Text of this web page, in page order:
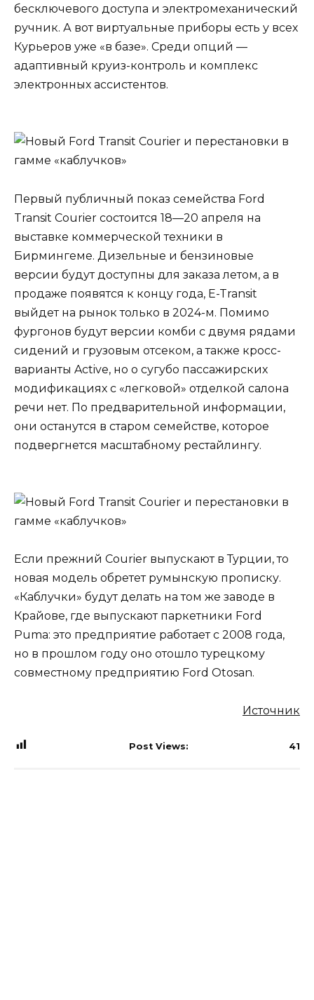
бесключевого доступа и электромеханический
ручник. А вот виртуальные приборы есть у всех
Курьеров уже «в базе». Среди опций —
адаптивный круиз-контроль и комплекс
электронных ассистентов.
Первый публичный показ семейства Ford
Transit Courier состоится 18—20 апреля на
выставке коммерческой техники в
Бирмингеме. Дизельные и бензиновые
версии будут доступны для заказа летом, а в
продаже появятся к концу года, E-Transit
выйдет на рынок только в 2024-м. Помимо
фургонов будут версии комби с двумя рядами
сидений и грузовым отсеком, а также кросс-
варианты Active, но о сугубо пассажирских
модификациях с «легковой» отделкой салона
речи нет. По предварительной информации,
они останутся в старом семействе, которое
подвергнется масштабному рестайлингу.
Если прежний Courier выпускают в Турции, то
новая модель обретет румынскую прописку.
«Каблучки» будут делать на том же заводе в
Крайове, где выпускают паркетники Ford
Puma: это предприятие работает с 2008 года,
но в прошлом году оно отошло турецкому
совместному предприятию Ford Otosan.
Источник
Post Views: 41